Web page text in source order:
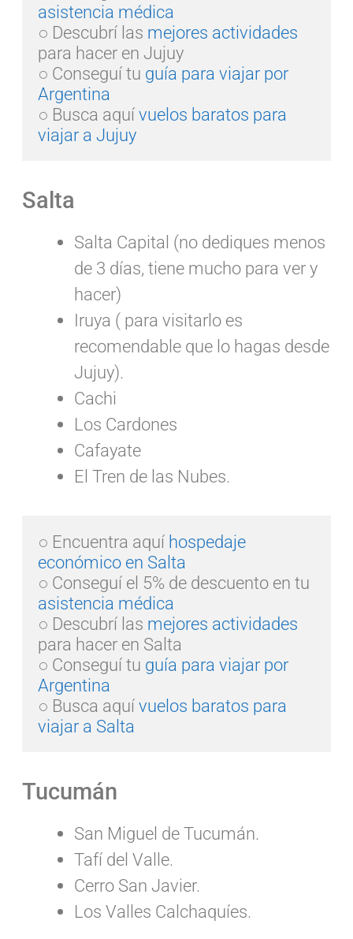
asistencia médica
○ Descubrí las mejores actividades
para hacer en Jujuy
○ Conseguí tu guía para viajar por
Argentina
○ Busca aquí vuelos baratos para
viajar a Jujuy
Salta
Salta Capital (no dediques menos
de 3 días, tiene mucho para ver y
hacer)
Iruya ( para visitarlo es
recomendable que lo hagas desde
Jujuy).
Cachi
Los Cardones
Cafayate
El Tren de las Nubes.
○ Encuentra aquí hospedaje
económico en Salta
asistencia médica
○ Descubrí las mejores actividades
para hacer en Salta
○ Conseguí tu guía para viajar por
Argentina
○ Busca aquí vuelos baratos para
viajar a Salta
Tucumán
San Miguel de Tucumán.
Tafí del Valle.
Cerro San Javier.
Los Valles Calchaquíes.